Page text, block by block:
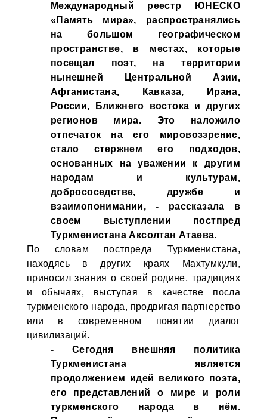
Международный реестр ЮНЕСКО
«Память мира», распространялись
на большом географическом
пространстве, в местах, которые
посещал поэт, на территории
нынешней Центральной Азии,
Афганистана, Кавказа, Ирана,
России, Ближнего востока и других
регионов мира. Это наложило
отпечаток на его мировоззрение,
стало стержнем его подходов,
основанных на уважении к другим
народам и культурам,
добрососедстве, дружбе и
взаимопонимании, - рассказала в
своем выступлении постпред
Туркменистана Аксолтан Атаева.
По словам постпреда Туркменистана,
находясь в других краях Махтумкули,
приносил знания о своей родине, традициях
и обычаях, выступая в качестве посла
туркменского народа, продвигая партнерство
или в современном понятии диалог
цивилизаций.
- Сегодня внешняя политика
Туркменистана является
продолжением идей великого поэта,
его представлений о мире и роли
туркменского народа в нём.